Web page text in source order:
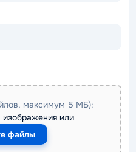
максимум 5 МБ):
или
файлы